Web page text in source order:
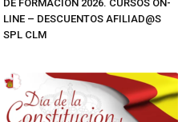
DE FORMACIÓN 2026. CURSOS ON-
LINE – DESCUENTOS AFILIAD@S
SPL CLM